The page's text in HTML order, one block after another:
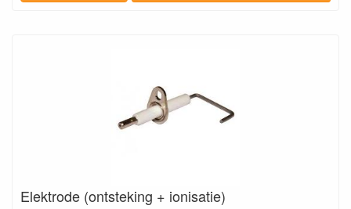
Elektrode (ontsteking + ionisatie)